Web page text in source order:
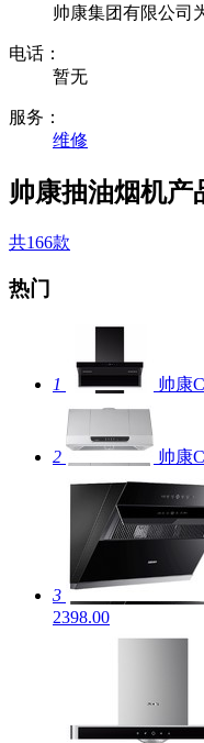
帅康集团有限公司
电话：
暂无
服务：
维修
帅康抽油烟机产
共166款
热门
1 帅康
2 帅康
3
2398.00